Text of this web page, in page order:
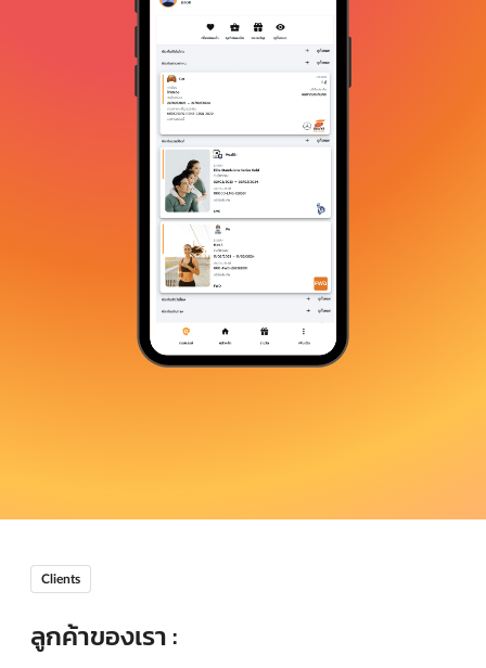
Clients
ลูกค้าของเรา :